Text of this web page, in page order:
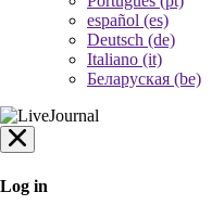
español (es)
Deutsch (de)
Italiano (it)
Беларуская (be)
Log in